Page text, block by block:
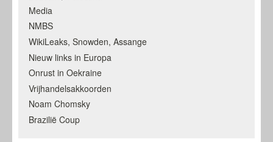
Media
NMBS
WikiLeaks, Snowden, Assange
Nieuw links in Europa
Onrust in Oekraine
Vrijhandelsakkoorden
Noam Chomsky
Brazilië Coup